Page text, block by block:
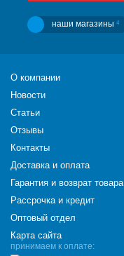
наши магазины 4
принимаем к оплате:
О компании
Новости
Статьи
Отзывы
Контакты
Доставка и оплата
Гарантия и возврат товара
Рассрочка и кредит
Оптовый отдел
Карта сайта